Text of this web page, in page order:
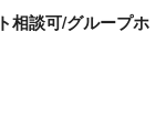
相談可/グループホ